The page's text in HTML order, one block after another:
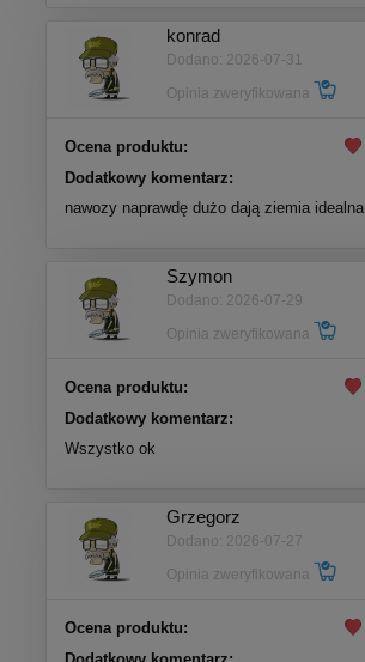
konrad
Dodano: 2026-07-31
Opinia zweryfikowana
Ocena produktu:
Dodatkowy komentarz:
nawozy naprawdę dużo dają ziemia idealna
Szymon
Dodano: 2026-07-29
Opinia zweryfikowana
Ocena produktu:
Dodatkowy komentarz:
Wszystko ok
Grzegorz
Dodano: 2026-07-27
Opinia zweryfikowana
Ocena produktu: